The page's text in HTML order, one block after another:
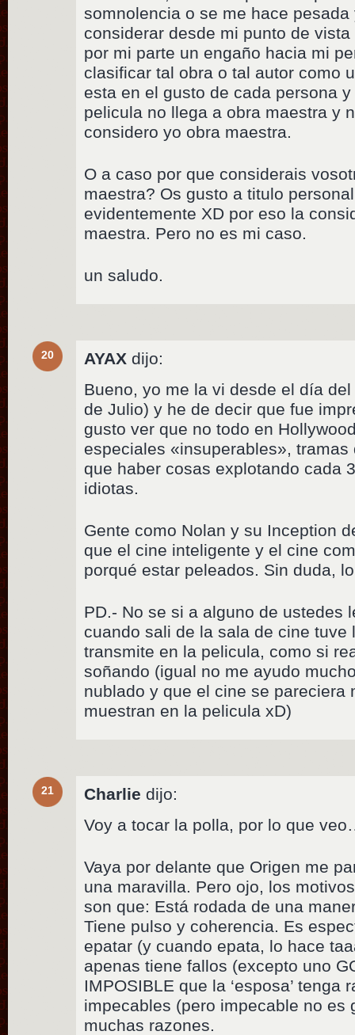
somnolencia o se me hace
considerar desde mi punto de
por mi parte un engaño hacia mi
clasificar tal obra o tal autor como
esta en el gusto de cada persona
pelicula no llega a obra maestra y
considero yo obra maestra.
O a caso por que considerais
maestra? Os gusto a titulo
evidentemente XD por eso la
maestra. Pero no es mi caso.
un saludo.
20 AYAX dijo:
Bueno, yo me la vi desde el día
de Julio) y he de decir que fue
gusto ver que no todo en
especiales «insuperables»,
que haber cosas explotando cada
idiotas.
Gente como Nolan y su Inception
que el cine inteligente y el cine
porqué estar peleados. Sin duda,
PD.- No se si a alguno de ustedes
cuando sali de la sala de cine tuve
transmite en la pelicula, como si
soñando (igual no me ayudo
nublado y que el cine se pareciera
muestran en la pelicula xD)
21 Charlie dijo:
Voy a tocar la polla, por lo que
Vaya por delante que Origen me
una maravilla. Pero ojo, los
son que: Está rodada de una
Tiene pulso y coherencia. Es
epatar (y cuando epata, lo hace
apenas tiene fallos (excepto uno
IMPOSIBLE que la ‘esposa’
impecables (pero impecable no es
muchas razones.